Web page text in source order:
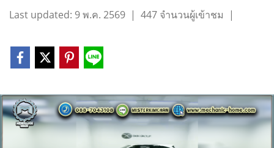
Last updated: 9 พ.ค. 2569 | 447 จำนวนผู้เข้าชม |